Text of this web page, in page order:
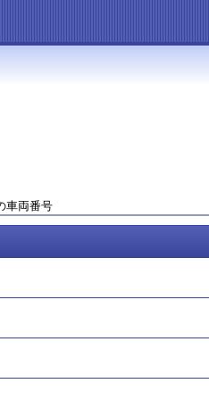
車両番号